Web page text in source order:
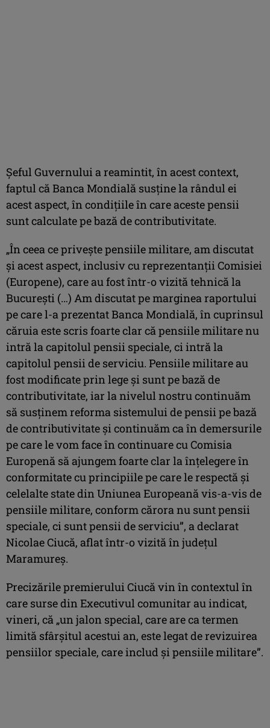
Şeful Guvernului a reamintit, în acest context,
faptul că Banca Mondială susţine la rândul ei
acest aspect, în condiţiile în care aceste pensii
sunt calculate pe bază de contributivitate.
„În ceea ce priveşte pensiile militare, am discutat
şi acest aspect, inclusiv cu reprezentanţii Comisiei
(Europene), care au fost într-o vizită tehnică la
Bucureşti (…) Am discutat pe marginea raportului
pe care l-a prezentat Banca Mondială, în cuprinsul
căruia este scris foarte clar că pensiile militare nu
intră la capitolul pensii speciale, ci intră la
capitolul pensii de serviciu. Pensiile militare au
fost modificate prin lege şi sunt pe bază de
contributivitate, iar la nivelul nostru continuăm
să susţinem reforma sistemului de pensii pe bază
de contributivitate şi continuăm ca în demersurile
pe care le vom face în continuare cu Comisia
Europenă să ajungem foarte clar la înţelegere în
conformitate cu principiile pe care le respectă şi
celelalte state din Uniunea Europeană vis-a-vis de
pensiile militare, conform cărora nu sunt pensii
speciale, ci sunt pensii de serviciu”, a declarat
Nicolae Ciucă, aflat într-o vizită în judeţul
Maramureş.
Precizările premierului Ciucă vin în contextul în
care surse din Executivul comunitar au indicat,
vineri, că „un jalon special, care are ca termen
limită sfârşitul acestui an, este legat de revizuirea
pensiilor speciale, care includ şi pensiile militare”.